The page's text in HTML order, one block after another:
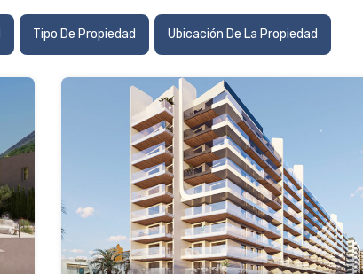
Tipo De Propiedad Ubicación De La Propiedad